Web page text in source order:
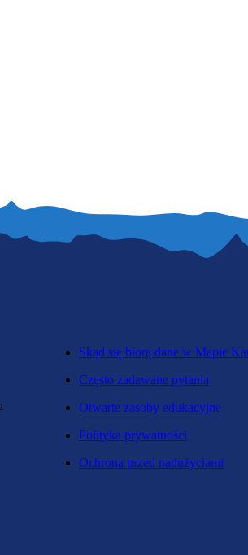
Skąd się biorą dane w Mapie
Często zadawane pytania
Otwarte zasoby edukacyjne
Polityka prywatności
Ochrona przed nadużyciami